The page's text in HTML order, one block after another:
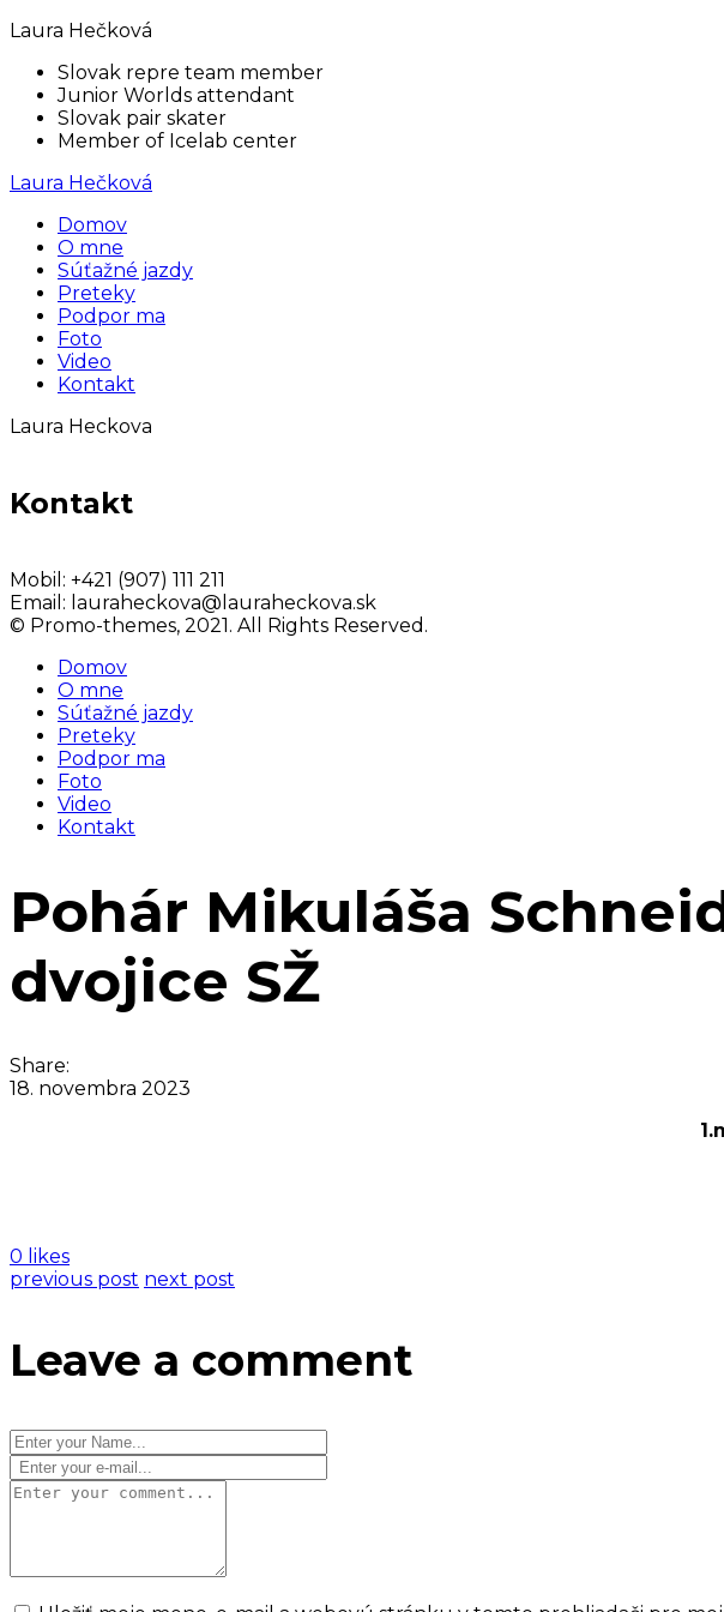
Laura Hečková
Slovak repre team member
Junior Worlds attendant
Slovak pair skater
Member of Icelab center
Laura Hečková
Domov
O mne
Súťažné jazdy
Preteky
Podpor ma
Foto
Video
Kontakt
Laura Heckova
Kontakt
Mobil: +421 (907) 111 211
Email: lauraheckova@lauraheckova.sk
© Promo-themes, 2021. All Rights Reserved.
Domov
O mne
Súťažné jazdy
Preteky
Podpor ma
Foto
Video
Kontakt
Pohár Mikuláša
dvojice SŽ
Share:
18. novembra 2023
0 likes
previous post next post
Leave a comment